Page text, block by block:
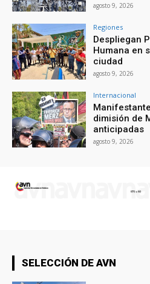
agosto 9, 2026
Regiones
Despliegan
Humana en
ciudad
agosto 9, 2026
Internacional
dimisión de
anticipadas
agosto 9, 2026
SELECCIÓN DE AVN